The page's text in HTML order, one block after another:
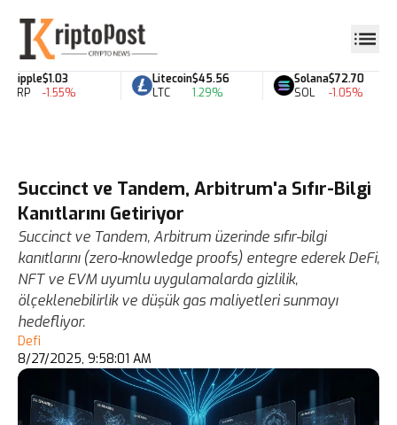
Ripple
XRP
$1.03
-1.55%
Litecoin
LTC
$45.56
1.29%
Solana
SOL
$72.70
-1.05%
Succinct ve Tandem, Arbitrum'a Sıfır-Bilgi
Kanıtlarını Getiriyor
Succinct ve Tandem, Arbitrum üzerinde sıfır-bilgi
kanıtlarını (zero-knowledge proofs) entegre ederek DeFi,
NFT ve EVM uyumlu uygulamalarda gizlilik,
ölçeklenebilirlik ve düşük gas maliyetleri sunmayı
hedefliyor.
Defi
8/27/2025, 9:58:01 AM